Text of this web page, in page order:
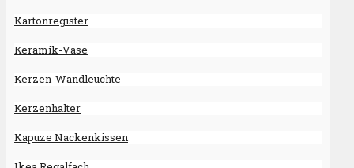
Kartonregister
Keramik-Vase
Kerzen-Wandleuchte
Kerzenhalter
Kapuze Nackenkissen